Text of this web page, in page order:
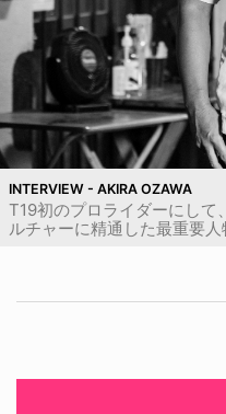
INTERVIEW - AKIRA OZAWA
T19初のプロライダーにして
ルチャーに精通した最重要人